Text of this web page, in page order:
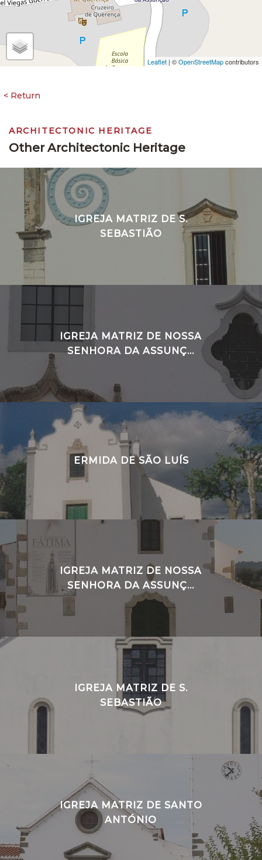
Leaflet | ©OpenStreetMapcontributors
ARCHITECTONIC HERITAGE
Other Architectonic Heritage
IGREJA MATRIZ DE S.
SEBASTIÃO
IGREJA MATRIZ DE NOSSA
SENHORA DA ASSUNÇ...
ERMIDA DE SÃO LUÍS
IGREJA MATRIZ DE NOSSA
SENHORA DA ASSUNÇ...
IGREJA MATRIZ DE S.
SEBASTIÃO
IGREJA MATRIZ DE SANTO
ANTÓNIO